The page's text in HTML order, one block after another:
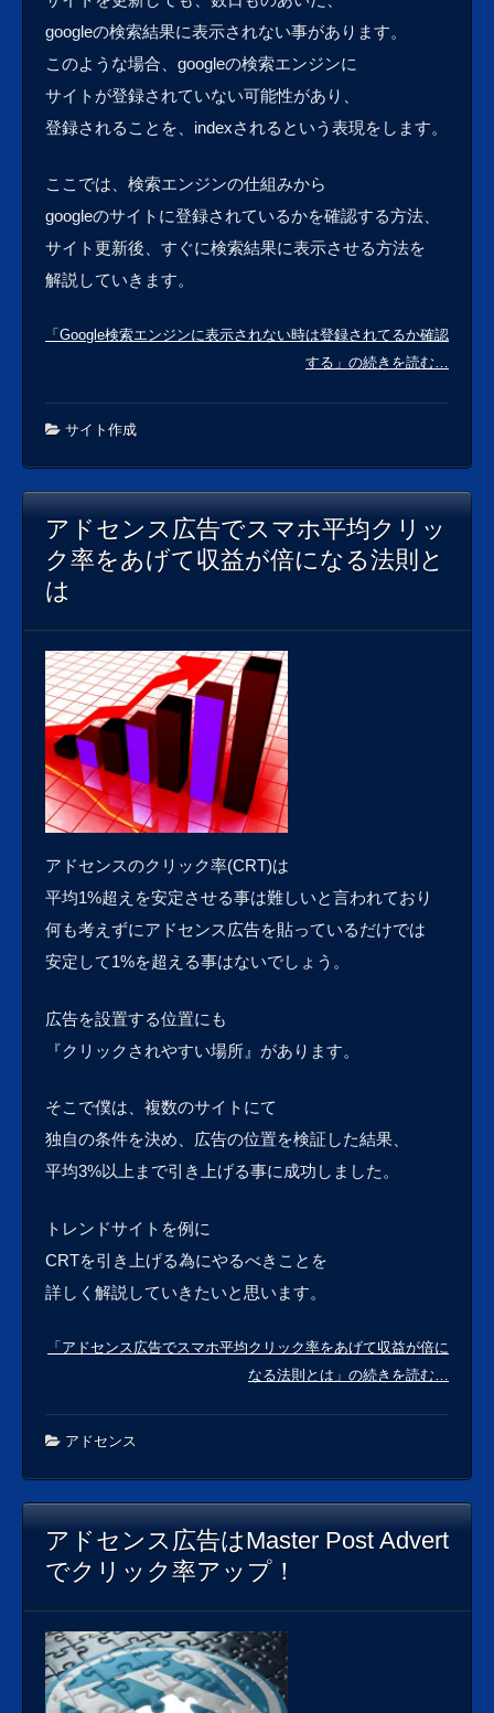
googleの検索結果に表示されない事があります。
このような場合、googleの検索エンジンに
サイトが登録されていない可能性があり、
登録されることを、indexされるという表現をします。
ここでは、検索エンジンの仕組みから
googleのサイトに登録されているかを確認する方法、
サイト更新後、すぐに検索結果に表示させる方法を
解説していきます。
「Google検索エンジンに表示されない時は登録されてるか確認
する」の続きを読む…
サイト作成
アドセンス広告でスマホ平均クリッ
ク率をあげて収益が倍になる法則と
は
アドセンスのクリック率(CRT)は
平均1%超えを安定させる事は難しいと言われており
何も考えずにアドセンス広告を貼っているだけでは
安定して1%を超える事はないでしょう。
広告を設置する位置にも
『クリックされやすい場所』があります。
そこで僕は、複数のサイトにて
独自の条件を決め、広告の位置を検証した結果、
平均3%以上まで引き上げる事に成功しました。
トレンドサイトを例に
CRTを引き上げる為にやるべきことを
詳しく解説していきたいと思います。
「アドセンス広告でスマホ平均クリック率をあげて収益が倍に
なる法則とは」の続きを読む…
アドセンス
アドセンス広告はMaster Post Advert
でクリック率アップ！